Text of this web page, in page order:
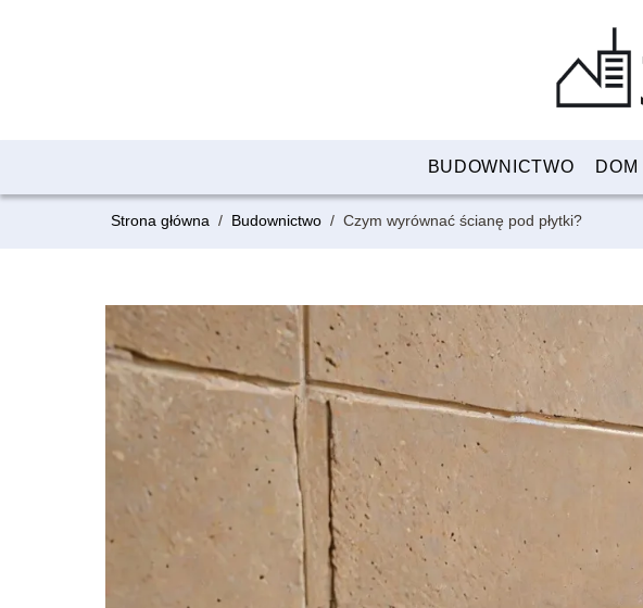
BUDOWNICTWO DOM
Strona główna / Budownictwo / Czym wyrównać ścianę pod płytki?